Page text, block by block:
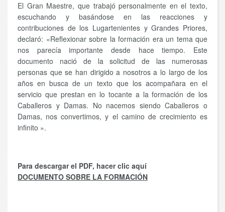
El Gran Maestre, que trabajó personalmente en el texto,
escuchando y basándose en las reacciones y
contribuciones de los Lugartenientes y Grandes Priores,
declaró: «Reflexionar sobre la formación era un tema que
nos parecía importante desde hace tiempo. Este
documento nació de la solicitud de las numerosas
personas que se han dirigido a nosotros a lo largo de los
años en busca de un texto que los acompañara en el
servicio que prestan en lo tocante a la formación de los
Caballeros y Damas. No nacemos siendo Caballeros o
Damas, nos convertimos, y el camino de crecimiento es
infinito ».
Para descargar el PDF, hacer clic aquí
DOCUMENTO SOBRE LA FORMACIÓN